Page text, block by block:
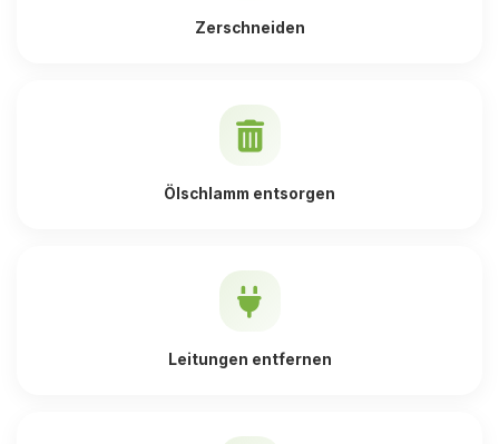
Zerschneiden
Ölschlamm entsorgen
Leitungen entfernen